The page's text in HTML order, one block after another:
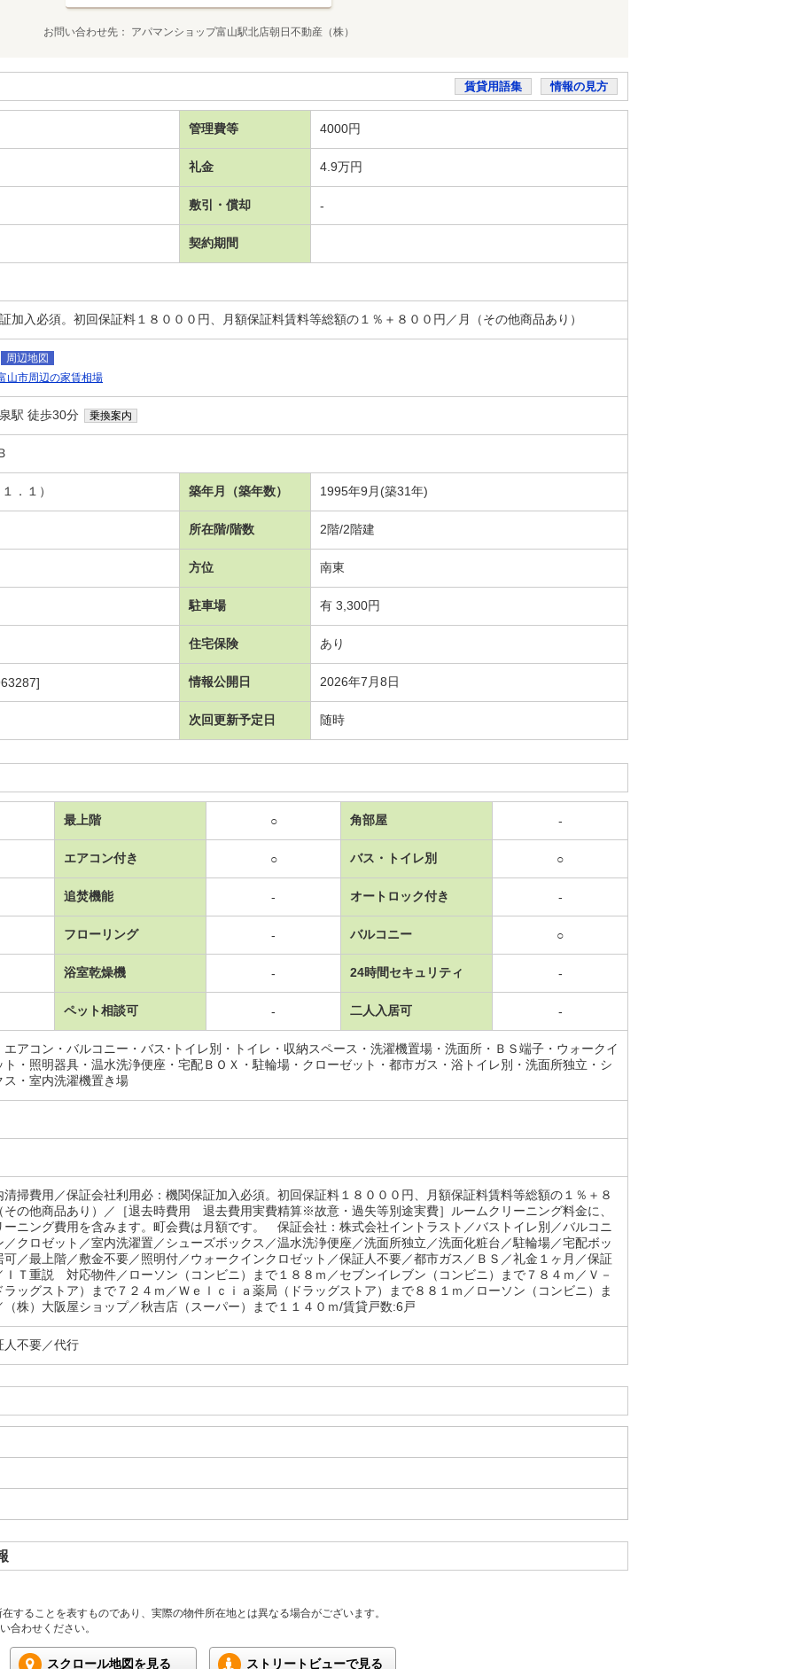
お問い合わせ先 アパマンショップ富山駅北店朝日不動産（株）
賃貸用語集 情報の見方
管理費等 4000円
礼金 4.9万円
敷引・償却 -
契約期間
加入必須。初回保証料１８０００円、月額保証料賃料等総額の１％＋８００円／月（その他商品あり）
周辺地図
山市周辺の家賃相場
駅 徒歩30分 乗換案内
．１） 築年月（築年数） 1995年9月(築31年)
所在階/階数 2階/2階建
方位 南東
駐車場 有 3,300円
住宅保険 あり
情報公開日 2026年7月8日
次回更新予定日 随時
最上階 ○ 角部屋 -
エアコン付き ○ バス・トイレ別 ○
追焚機能 - オートロック付き -
フローリング - バルコニー ○
浴室乾燥機 - 24時間セキュリティ -
ペット相談可 - 二人入居可 -
エアコン・バルコニー・バス･トイレ別・トイレ・収納スペース・洗濯機置場・洗面所・ＢＳ端子・ウォークイ
ト・照明器具・温水洗浄便座・宅配ＢＯＸ・駐輪場・クローゼット・都市ガス・浴トイレ別・洗面所独立・シ
ス・室内洗濯機置き場
清掃費用／保証会社利用必：機関保証加入必須。初回保証料１８０００円、月額保証料賃料等総額の１％＋８
その他商品あり）／［退去時費用 退去費用実費精算※故意・過失等別途実費］ルームクリーニング料金に、
ーニング費用を含みます。町会費は月額です。 保証会社：株式会社イントラスト／バストイレ別／バルコニ
／クロゼット／室内洗濯置／シューズボックス／温水洗浄便座／洗面所独立／洗面化粧台／駐輪場／宅配ボッ
可／最上階／敷金不要／照明付／ウォークインクロゼット／保証人不要／都市ガス／ＢＳ／礼金１ヶ月／保証
ＩＴ重説 対応物件／ローソン（コンビニ）まで１８８ｍ／セブンイレブン（コンビニ）まで７８４ｍ／Ｖ－
ラッグストア）まで７２４ｍ／Ｗｅｌｃｉａ薬局（ドラッグストア）まで８８１ｍ／ローソン（コンビニ）ま
（株）大阪屋ショップ／秋吉店（スーパー）まで１１４０ｍ/賃貸戸数:6戸
人不要／代行
することを表すものであり、実際の物件所在地とは異なる場合がございます。
合わせください。
スクロール地図を見る ストリートビューで見る